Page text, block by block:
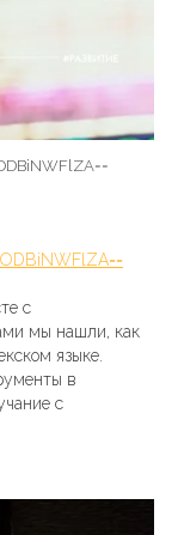
с
мы нашли, как
языке.
в
с